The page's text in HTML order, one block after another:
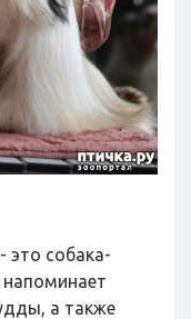
это собака-
а также